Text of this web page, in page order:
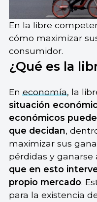
En la libre
cómo maximizar
consumidor.
¿Qué es la
Eneconomía, la
situación
económicos
que decidan,
maximizar sus
pérdidas y
que en esto
propio mercado.
para la existencia